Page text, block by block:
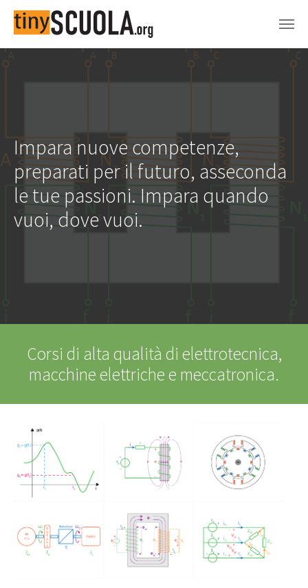
Impara nuove competenze,
preparati per il futuro, asseconda
le tue passioni. Impara quando
vuoi, dove vuoi.
Corsi di alta qualità di elettrotecnica,
macchine elettriche e meccatronica.